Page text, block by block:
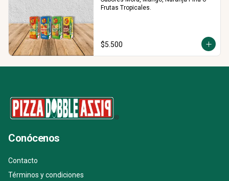
Frutas Tropicales.
$5.500
Conócenos
Contacto
Términos y condiciones